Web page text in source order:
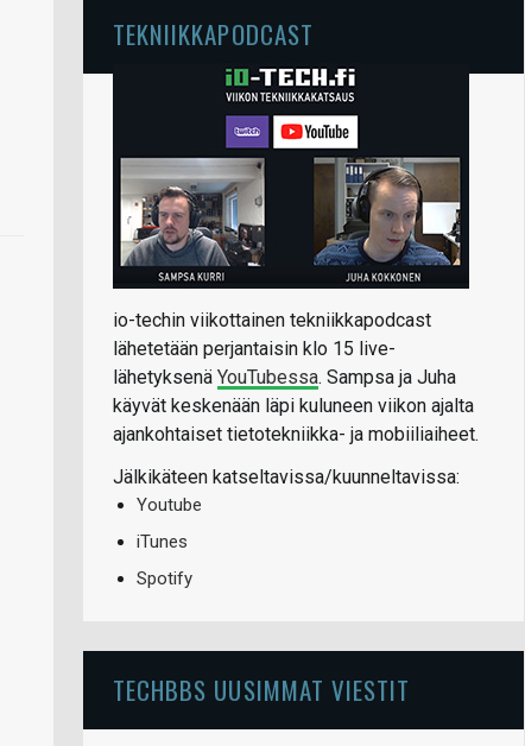
TEKNIIKKAPODCAST
io-techin viikottainen tekniikkapodcast
lähetetään perjantaisin klo 15 live-
lähetyksenä YouTubessa. Sampsa ja Juha
käyvät keskenään läpi kuluneen viikon ajalta
ajankohtaiset tietotekniikka- ja mobiiliaiheet.
Jälkikäteen katseltavissa/kuunneltavissa:
Youtube
iTunes
Spotify
TECHBBS UUSIMMAT VIESTIT